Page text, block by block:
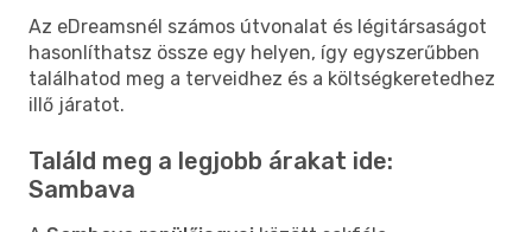
Az eDreamsnél számos útvonalat és légitársaságot
hasonlíthatsz össze egy helyen, így egyszerűbben
találhatod meg a terveidhez és a költségkeretedhez
illő járatot.
Találd meg a legjobb árakat ide:
Sambava